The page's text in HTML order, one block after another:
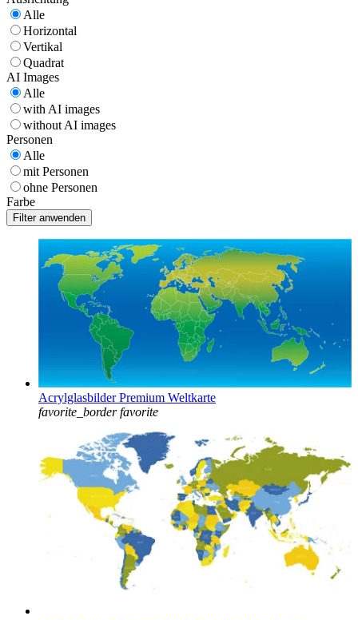
Alle
Horizontal
Vertikal
Quadrat
AI Images
Alle
with AI images
without AI images
Personen
Alle
mit Personen
ohne Personen
Farbe
Acrylglasbilder Premium Weltkarte
favorite_border favorite